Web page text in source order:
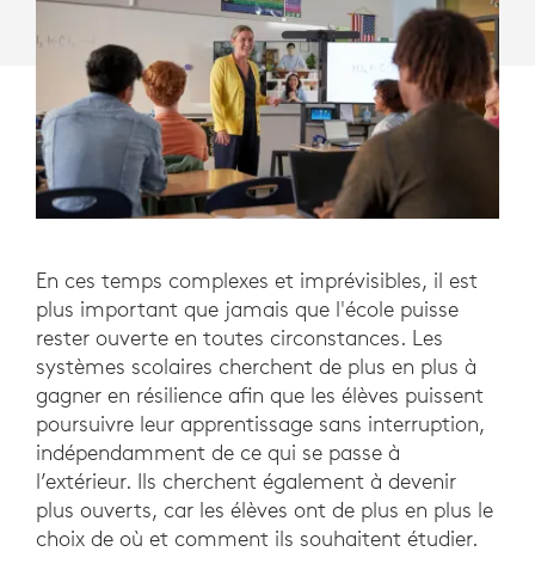
En ces temps complexes et imprévisibles, il est
plus important que jamais que l'école puisse
rester ouverte en toutes circonstances. Les
systèmes scolaires cherchent de plus en plus à
gagner en résilience afin que les élèves puissent
poursuivre leur apprentissage sans interruption,
indépendamment de ce qui se passe à
l’extérieur. Ils cherchent également à devenir
plus ouverts, car les élèves ont de plus en plus le
choix de où et comment ils souhaitent étudier.